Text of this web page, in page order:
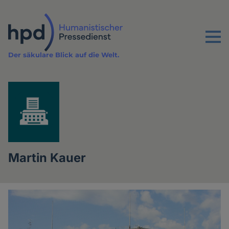
Inhalt
Menu
Der säkulare Blick auf die Welt.
Martin Kauer